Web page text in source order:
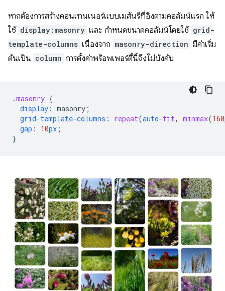
หากต้องการสร้างคอนเทนเนอร์แบบเมสันรีที่อิงตามคอลัมน์แรก ให้
ใช้ display:masonry และ กำหนดขนาดคอลัมน์โดยใช้ grid-
template-columns เนื่องจาก masonry-direction มีค่าเริ่ม
ต้นเป็น column การตั้งค่าพร็อพเพอร์ตี้นี้จึงไม่บังคับ
.masonry {
display : masonry ;
grid-template-columns : repeat(auto-fit, minmax(160
gap : 10px ;
}